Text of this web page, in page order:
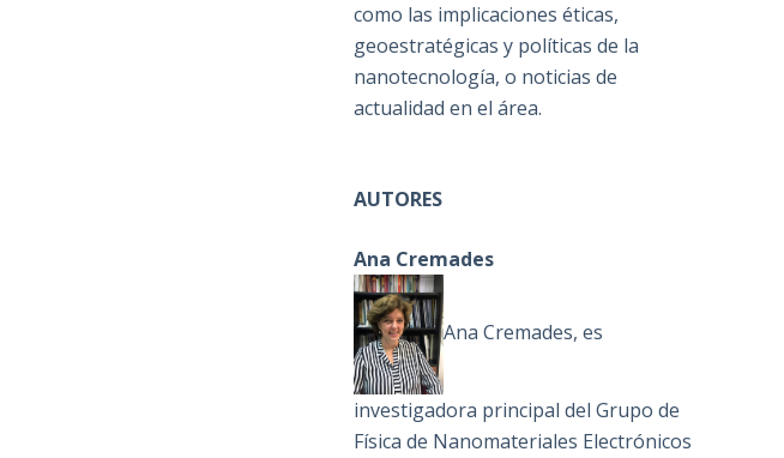
como las implicaciones éticas,
geoestratégicas y políticas de la
nanotecnología, o noticias de
actualidad en el área.
AUTORES
Ana Cremades
Ana Cremades, es
investigadora principal del Grupo de
Física de Nanomateriales Electrónicos